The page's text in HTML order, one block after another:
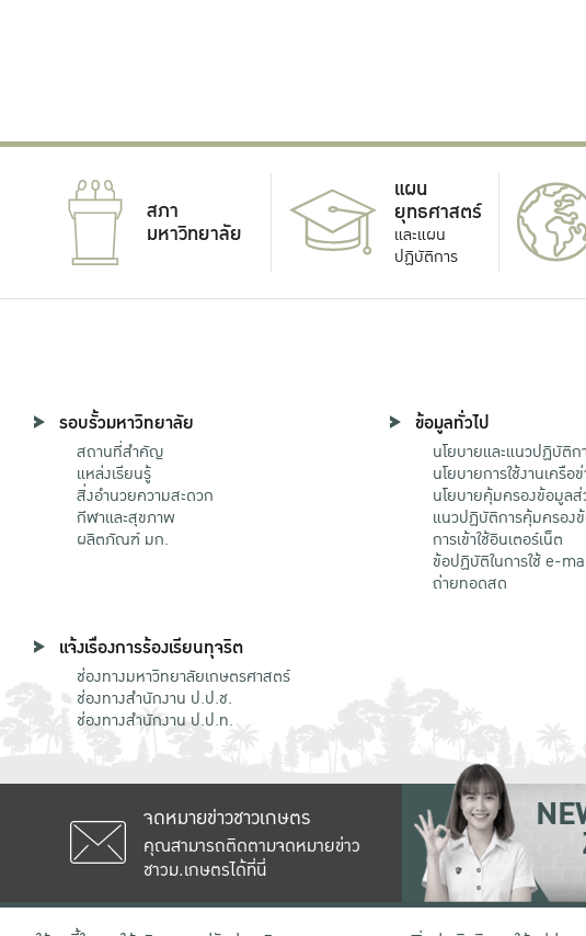
สภา
มหาวิทยาลัย
แผน
ยุทธศาสตร์
และแผน
ปฏิบัติการ
รอบรั้วมหาวิทยาลัย
สถานที่สำคัญ
แหล่งเรียนรู้
สิ่งอำนวยความสะดวก
กีฬาและสุขภาพ
ผลิตภัณฑ์ มก.
ข้อมูลทั่วไป
นโยบายและแนวปฏิบัติ
นโยบายการใช้งานเครือ
นโยบายคุ้มครองข้อมูล
แนวปฏิบัติการคุ้มครอง
การเข้าใช้อินเตอร์เน็ต
ข้อปฏิบัติในการใช้ e-
ถ่ายทอดสด
แจ้งเรื่องการร้องเรียนทุจริต
ช่องทางมหาวิทยาลัยเกษตรศาสตร์
ช่องทางสำนักงาน ป.ป.ช.
ช่องทางสำนักงาน ป.ป.ท.
จดหมายข่าวชาวเกษตร
คุณสามารถติดตามจดหมายข่าว
ชาวม.เกษตรได้ที่นี่